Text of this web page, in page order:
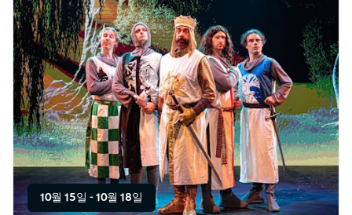
10월 15일 - 10월 18일